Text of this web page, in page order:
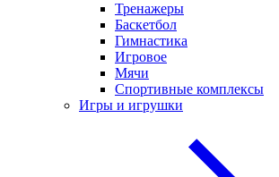
Тренажеры
Баскетбол
Гимнастика
Игровое
Мячи
Спортивные комплексы
Игры и игрушки